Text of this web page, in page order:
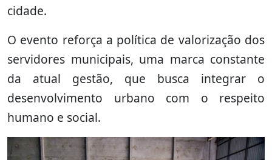
cidade.
O evento reforça a política de valorização dos
servidores municipais, uma marca constante
da atual gestão, que busca integrar o
desenvolvimento urbano com o respeito
humano e social.